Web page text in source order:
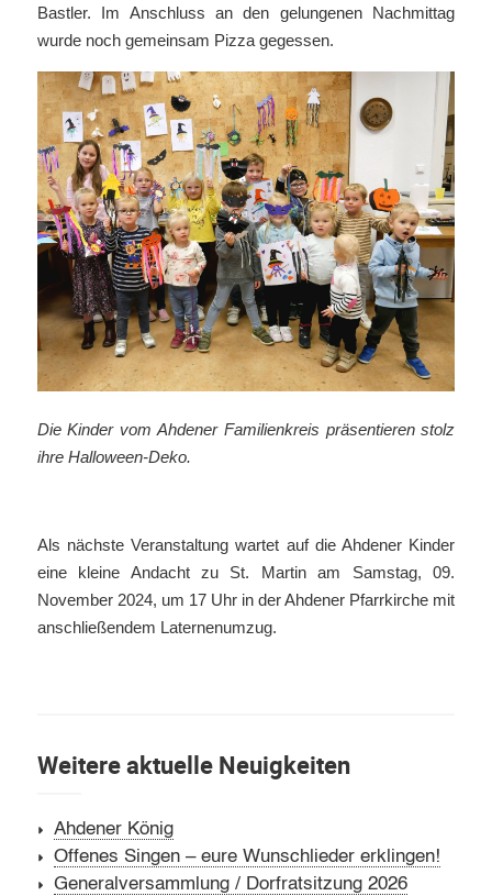
Weitere aktuelle Neuigkeiten
Ahdener König
Offenes Singen – eure Wunschlieder erklingen!
Generalversammlung / Dorfratsitzung 2026
Bastler. Im Anschluss an den gelungenen Nachmittag
wurde noch gemeinsam Pizza gegessen.
Die Kinder vom Ahdener Familienkreis präsentieren stolz
ihre Halloween-Deko.
Als nächste Veranstaltung wartet auf die Ahdener Kinder
eine kleine Andacht zu St. Martin am Samstag, 09.
November 2024, um 17 Uhr in der Ahdener Pfarrkirche mit
anschließendem Laternenumzug.